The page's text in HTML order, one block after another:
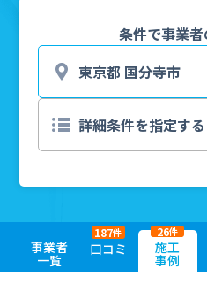
条件で事業
事業者
一覧
口コミ
187件
施工
事例
26件